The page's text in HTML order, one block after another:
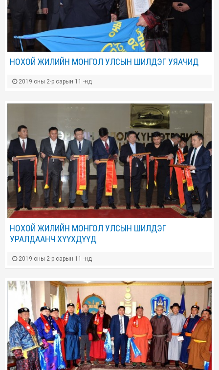
НОХОЙ ЖИЛИЙН МОНГОЛ УЛСЫН ШИЛДЭГ УЯАЧИД
2019 оны 2-р сарын 11 -нд
НОХОЙ ЖИЛИЙН МОНГОЛ УЛСЫН ШИЛДЭГ
УРАЛДААНЧ ХҮҮХДҮҮД
2019 оны 2-р сарын 11 -нд